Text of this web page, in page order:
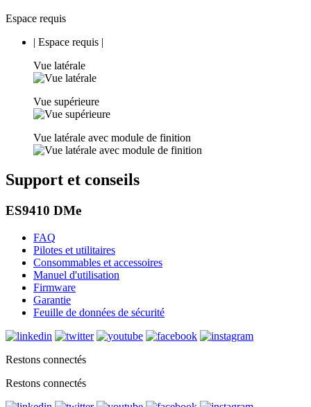
Espace requis
| Espace requis |
Vue latérale
Vue supérieure
Vue latérale avec module de finition
Support et conseils
ES9410 DMe
FAQ
Pilotes et utilitaires
Consommables et accessoires
Manuel d'utilisation
Firmware
Garantie
Feuille de données de sécurité
Restons connectés
Restons connectés